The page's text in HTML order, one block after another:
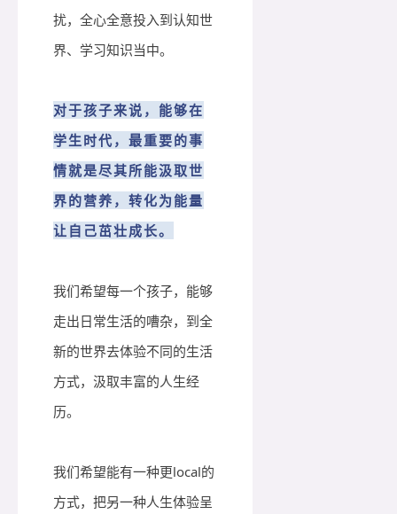
扰，全心全意投入到认知世
界、学习知识当中。
对于孩子来说，能够在
学生时代， 最重要的事
情就是尽其所能汲取世
界的营养，转化为能量
让自己茁壮成长。
我们希望每一个孩子，能够
走出日常生活的嘈杂，到全
新的世界去体验不同的生活
方式，汲取丰富的人生经
历。
我们希望能有一种更local的
方式，把另一种人生体验呈